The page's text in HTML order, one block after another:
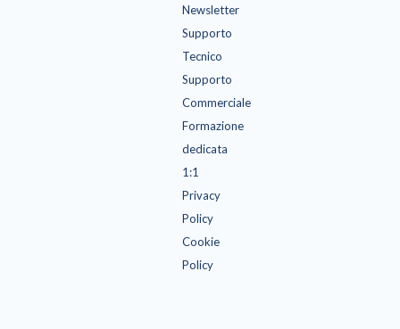
Newsletter
Supporto
Tecnico
Supporto
Commerciale
Formazione
dedicata
1:1
Privacy
Policy
Cookie
Policy